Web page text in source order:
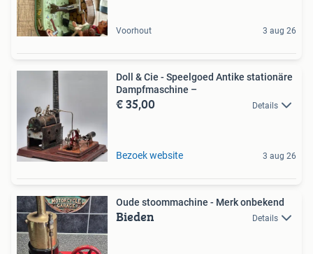
Voorhout 3 aug 26
Doll & Cie - Speelgoed Antike stationäre
Dampfmaschine –
€ 35,00 Details
Bezoek website 3 aug 26
Oude stoommachine - Merk onbekend
Bieden Details